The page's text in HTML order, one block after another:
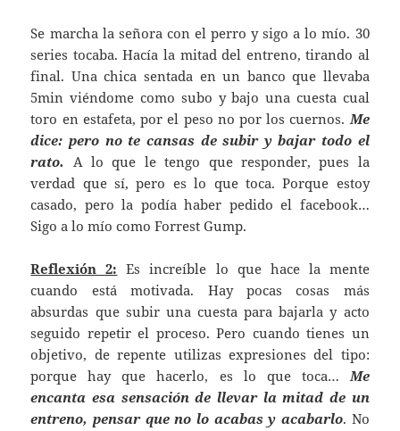
Se marcha la señora con el perro y sigo a lo mío. 30
series tocaba. Hacía la mitad del entreno, tirando al
final. Una chica sentada en un banco que llevaba
5min viéndome como subo y bajo una cuesta cual
toro en estafeta, por el peso no por los cuernos. Me
dice: pero no te cansas de subir y bajar todo el
rato.
A lo que le tengo que responder, pues la
verdad que sí, pero es lo que toca. Porque estoy
casado, pero la podía haber pedido el facebook…
Sigo a lo mío como Forrest Gump.
Reflexión 2: Es increíble lo que hace la mente
cuando está motivada. Hay pocas cosas más
absurdas que subir una cuesta para bajarla y acto
seguido repetir el proceso. Pero cuando tienes un
objetivo, de repente utilizas expresiones del tipo:
porque hay que hacerlo, es lo que toca… Me
encanta esa sensación de llevar la mitad de un
entreno, pensar que no lo acabas y acabarlo. No